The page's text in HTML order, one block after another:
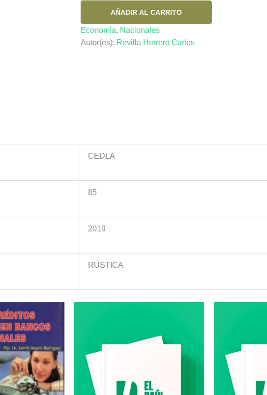
EXTENSIVA
EN
AÑADIR AL CARRITO
Economía, Nacionales
Autor(es): Revilla Herrero Carlos
CEDLA
85
2019
RÚSTICA